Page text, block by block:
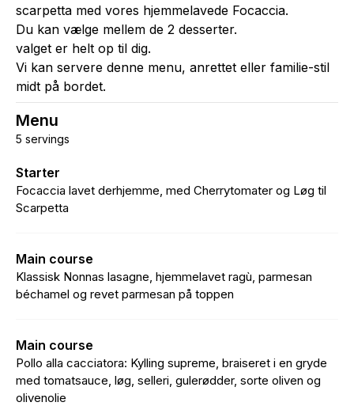
scarpetta med vores hjemmelavede Focaccia.
Du kan vælge mellem de 2 desserter.
valget er helt op til dig.
Vi kan servere denne menu, anrettet eller familie-stil
midt på bordet.
Menu
5 servings
Starter
Focaccia lavet derhjemme, med Cherrytomater og Løg til
Scarpetta
Main course
Klassisk Nonnas lasagne, hjemmelavet ragù, parmesan
béchamel og revet parmesan på toppen
Main course
Pollo alla cacciatora: Kylling supreme, braiseret i en gryde
med tomatsauce, løg, selleri, gulerødder, sorte oliven og
olivenolie